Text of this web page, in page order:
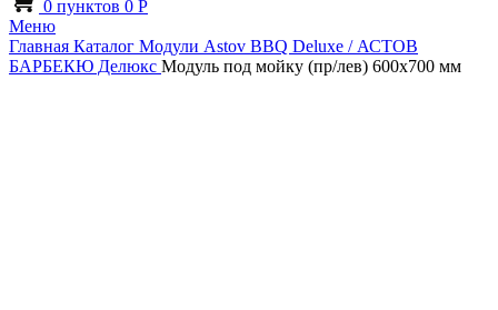
0 пунктов 0 Р
Меню
Главная Каталог Модули Astov BBQ Deluxe / АСТОВ
БАРБЕКЮ Делюкс Модуль под мойку (пр/лев) 600х700 мм